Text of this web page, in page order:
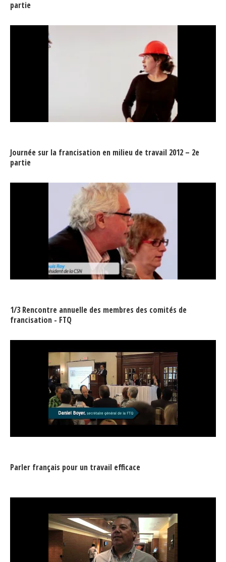
partie
Journée sur la francisation en milieu de travail 2012 – 2e
partie
1/3 Rencontre annuelle des membres des comités de
francisation - FTQ
Parler français pour un travail efficace